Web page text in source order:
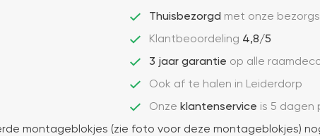
Thuisbezorgd met onze
Klantbeoordeling 4,8/5
3 jaar garantie op alle
Ook af te halen in Leiderdorp
Onze klantenservice is 5 dagen
montageblokjes (zie foto voor deze montageblokjes)